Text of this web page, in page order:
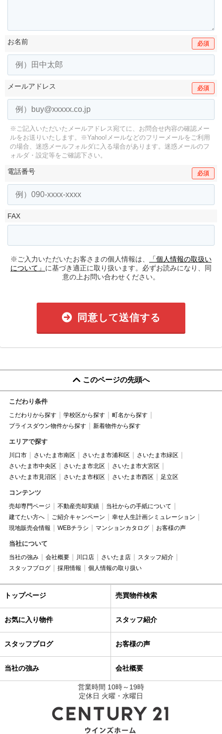
お名前 必須
メールアドレス 必須
※ご記入いただいたメールアドレス宛てに、お問合せ内容の確認メー
ルをお送りいたします。
※Yahoo!メールなどのフリーメールをご利用
の場合、迷惑メールフォルダに入る場合があります。 迷惑メールのフ
ォルダ・設定等をご確認下さい。
電話番号 必須
FAX
※ご入力いただいたお客さまの個人情報は、
「個人情報の取扱い
について」 に基づき適正に取り扱います。必ずお読みになり、同
意の上お問い合わせください。
同意して送信する
このページの先頭へ
こだわり条件
こだわりから探す 学校区から探す
町名から探す
プライスダウン物件から探す
新着物件から探す
エリアで探す
川口市 さいたま市南区 さいたま市浦和区
さいたま市緑区
さいたま市中央区
さいたま市北区
さいたま市大宮区
さいたま市見沼区
さいたま市桜区 さいたま市西区 足立区
コンテンツ
売却専門ページ 不動産売却実績
当社からの手紙について
建てたい方へ
ご紹介キャンペーン
幸せ人生計画シミュレーション
現地販売会情報
WEBチラシ マンションカタログ お客様の声
当社について
当社の強み 会社概要 川口店 さいたま店
スタッフ紹介
スタッフブログ
採用情報 個人情報の取り扱い
トップページ 売買物件検索
お気に入り物件 スタッフ紹介
スタッフブログ お客様の声
当社の強み 会社概要
営業時間 10時～19時
定休日 火曜・水曜日